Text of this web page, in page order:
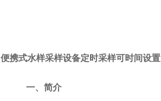
便携式水样采样设备定时采样可时间设置
一、 简介